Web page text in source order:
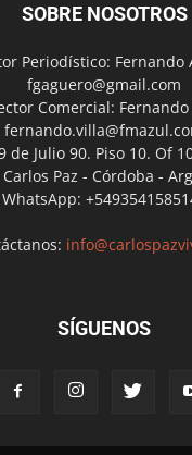
SOBRE NOSOTROS
Periodístico: Fernando
fgaguero@gmail.com
Comercial: Fernando
de Julio 90. Piso 10. Of
Paz - Córdoba -
WhatsApp:
SÍGUENOS